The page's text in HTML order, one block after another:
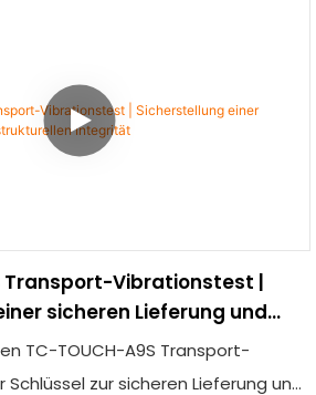
Transport-Vibrationstest |
sicheren Lieferung und
TC-TOUCH-A9S Transport-
zur sicheren Lieferung und